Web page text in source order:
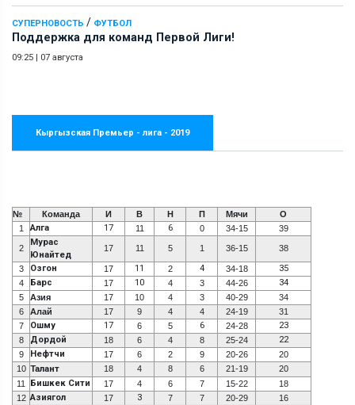
СУПЕРНОВОСТЬ / ФУТБОЛ
Поддержка для команд Первой Лиги!
09:25 | 07 августа
Кыргызская Премьер - лига - 2019
№ Команда И В Н П Мячи
О
1
Алга 17 11 6 0 34-15 39
2
Мурас
Юнайтед
17 11 5 1 36-15 38
3 Озгон 17 11 2 4 34-18 35
4 Барс 17 10 4 3 44-26 34
5 Азия 17 10 4 3 40-29
34
6
Алай 17 9 4 4 24-19
31
7
Ошму 17 6 5 6 24-28 23
8 Дордой 18 6 4 8 25-24 22
9 Нефтчи 17 6 2 9 20-26
20
10 Талант 18 4 8 6 21-19
20
11
Бишкек Сити 17 4 6 7 15-22
18
12 Азиягол 17 3 7 7 20-29
16